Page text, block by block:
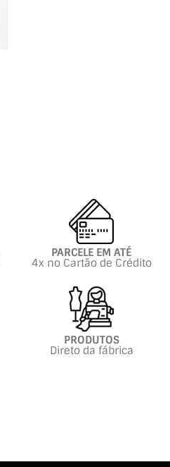
PARCELE EM ATÉ
4x no Cartão de Crédito
PRODUTOS
Direto da fábrica